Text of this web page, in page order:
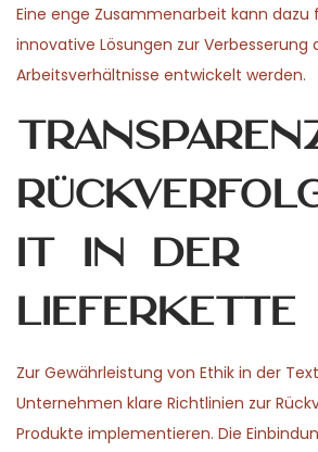
Eine enge Zusammenarbeit kann dazu
innovative Lösungen zur Verbesserung
Arbeitsverhältnisse entwickelt werden.
it in der
Lieferkette
Zur Gewährleistung von Ethik in der
Unternehmen klare Richtlinien zur
Produkte implementieren. Die